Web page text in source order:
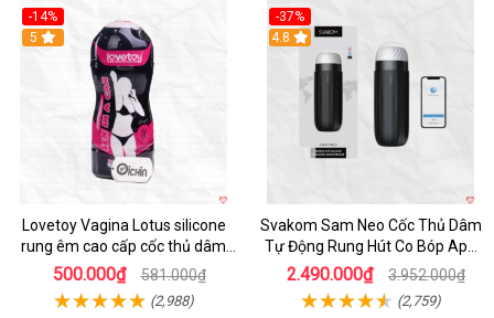
-14%
Hot
5
Lovetoy Vagina Lotus silicone
rung êm cao cấp cốc thủ dâm
nam
500.000₫ 581.000₫
(2,988)
-37%
4.8
Svakom Sam Neo Cốc Thủ Dâm
Tự Động Rung Hút Co Bóp App
Điều Khiển
2.490.000₫ 3.952.000₫
(2,759)